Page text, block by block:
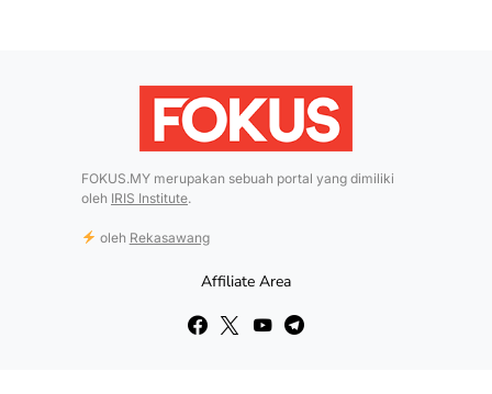
FOKUS.MY merupakan sebuah portal yang dimiliki
oleh IRIS Institute.
oleh Rekasawang
Affiliate Area